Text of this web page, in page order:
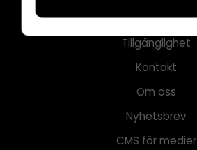
Annonspolicy
Tillgänglighet
Kontakt
Om oss
Nyhetsbrev
CMS för medier